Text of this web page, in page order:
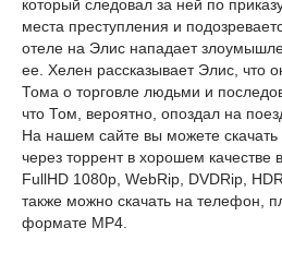
который следовал за ней по
места преступления и
отеле на Элис нападает
ее. Хелен рассказывает Элис, что
Тома о торговле людьми и
что Том, вероятно, опоздал на
На нашем сайте вы можете
через торрент в хорошем качестве
FullHD 1080p, WebRip, DVDRip,
также можно скачать на телефон,
формате MP4.